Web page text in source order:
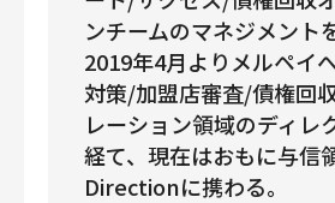
ンチームのマネジメント
2019年4月よりメルペイ
対策/加盟店審査/債権回
レーション領域のディレ
経て、現在はおもに与信
Directionに携わる。